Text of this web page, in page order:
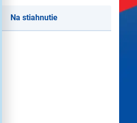
Na stiahnutie